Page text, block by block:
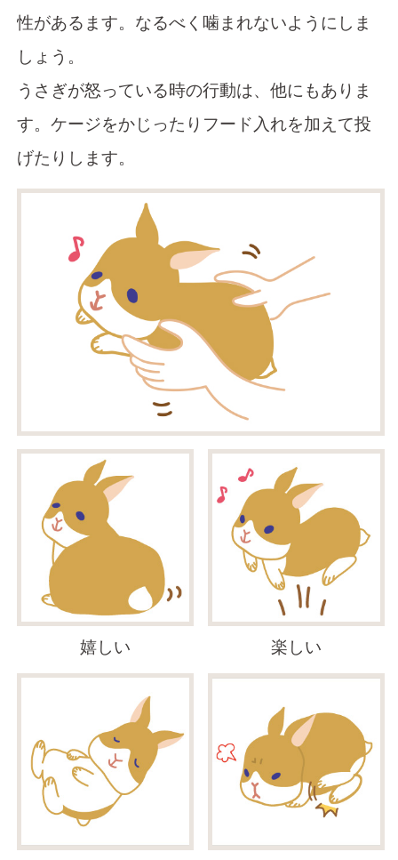
性があるます。なるべく噛まれないようにしま
しょう。
うさぎが怒っている時の行動は、他にもありま
す。ケージをかじったりフード入れを加えて投
げたりします。
嬉しい 楽しい